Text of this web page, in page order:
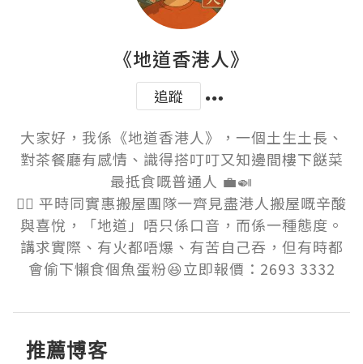
《地道香港人》
追蹤
大家好，我係《地道香港人》，一個土生土長、
對茶餐廳有感情、識得搭叮叮又知邊間樓下餸菜
最抵食嘅普通人 💼🍛
👷‍♂️ 平時同實惠搬屋團隊一齊見盡港人搬屋嘅辛酸
與喜悅，「地道」唔只係口音，而係一種態度。
講求實際、有火都唔爆、有苦自己吞，但有時都
會偷下懶食個魚蛋粉😆立即報價：2693 3332
推薦博客